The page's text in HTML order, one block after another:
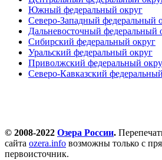
Южный федеральный округ
Северо-Западный федеральный
Дальневосточный федеральный
Сибирский федеральный округ
Уральский федеральный округ
Приволжский федеральный
Северо-Кавказский
© 2008-2022 Озера России.
сайта ozera.info возможны только с
первоисточник.